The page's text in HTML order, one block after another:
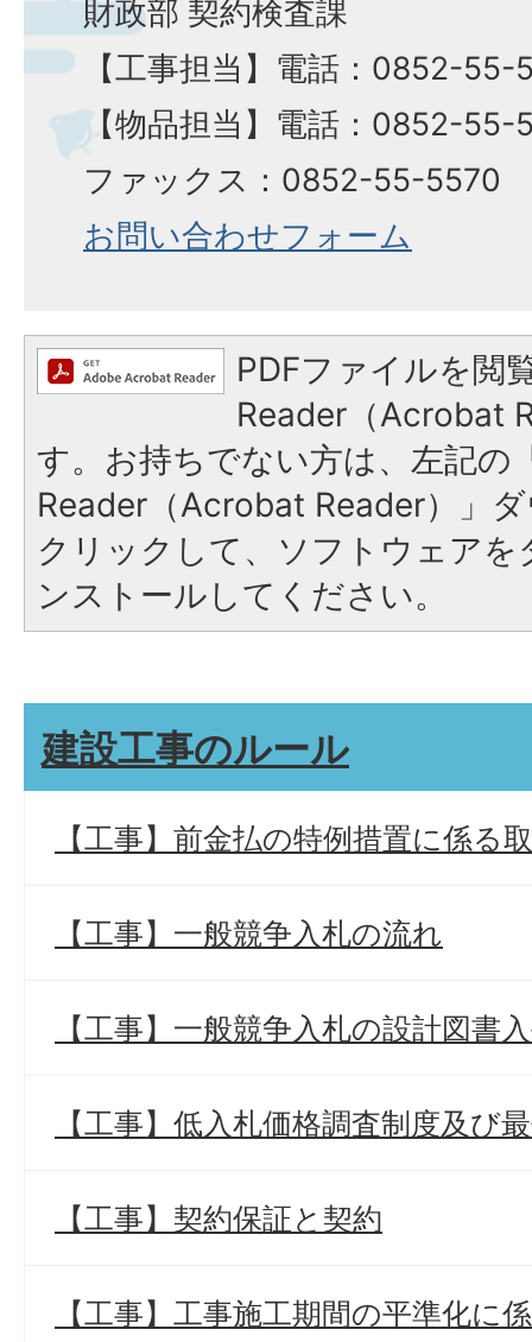
財政部 契約検査課
【工事担当】電話：0852-55-
【物品担当】電話：0852-55-
ファックス：0852-55-5570
お問い合わせフォーム
PDFファイルを閲
Reader（Acrobat
す。お持ちでない方は、左記の
Reader（Acrobat Reader）」
クリックして、ソフトウェア
ンストールしてください。
建設工事のルール
【工事】前金払の特例措置に係る
【工事】一般競争入札の流れ
【工事】一般競争入札の設計図書
【工事】低入札価格調査制度及び
【工事】契約保証と契約
【工事】工事施工期間の平準化に